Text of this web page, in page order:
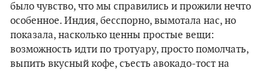
было чувство, что мы справились и прожили нечто
особенное. Индия, бесспорно, вымотала нас, но
показала, насколько ценны простые вещи:
возможность идти по тротуару, просто помолчать,
выпить вкусный кофе, съесть авокадо-тост на